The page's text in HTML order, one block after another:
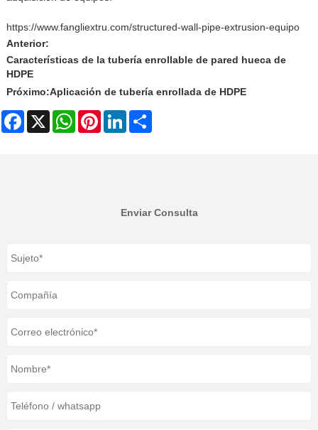
https://www.fangliextru.com/structured-wall-pipe-extrusion-equipo
Anterior:
Características de la tubería enrollable de pared hueca de
HDPE
Próximo:Aplicación de tubería enrollada de HDPE
Facebook
X WhatsAppPinterestLinkedIn
Enviar Consulta